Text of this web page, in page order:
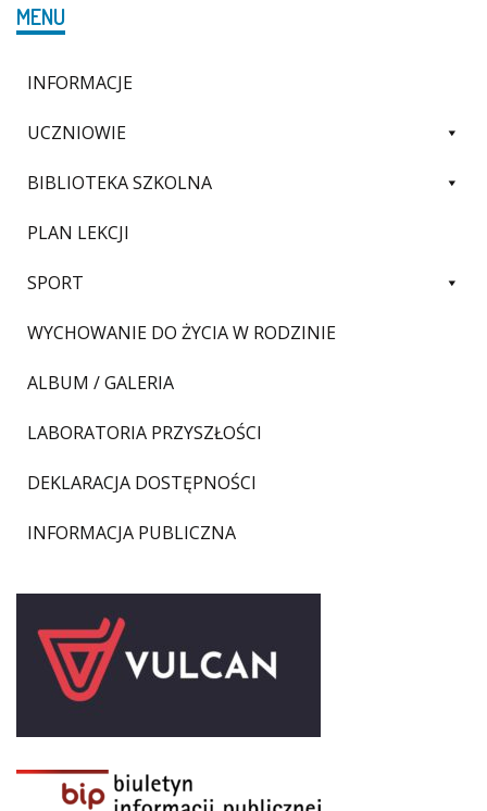
MENU
INFORMACJE
UCZNIOWIE
BIBLIOTEKA SZKOLNA
PLAN LEKCJI
SPORT
WYCHOWANIE DO ŻYCIA W RODZINIE
ALBUM / GALERIA
LABORATORIA PRZYSZŁOŚCI
DEKLARACJA DOSTĘPNOŚCI
INFORMACJA PUBLICZNA